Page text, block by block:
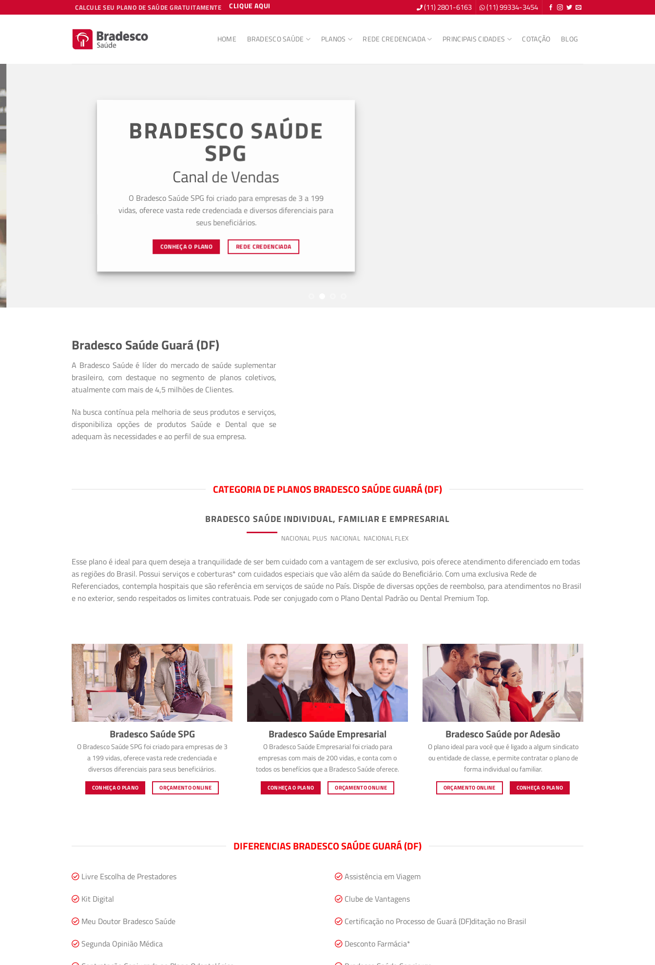
to
CALCULE SEU PLANO DE SAÚDE GRATUITAMENTE CLIQUE AQUI (11) 2801-6163 (11) 99334-3454
HOME BRADESCO SAÚDE PLANOS REDE CREDENCIADA PRINCIPAIS CIDADES COTAÇÃO BLOG
BRADESCO SAÚDE
SPG
Canal de Vendas
O Bradesco Saúde SPG foi criado para empresas de 3 a 199
vidas, oferece vasta rede credenciada e diversos diferenciais para
seus beneficiários.
CONHEÇA O PLANO REDE CREDENCIADA
Bradesco Saúde Guará (DF)
A Bradesco Saúde é líder do mercado de saúde suplementar
brasileiro, com destaque no segmento de planos coletivos,
atualmente com mais de 4,5 milhões de Clientes.
Na busca contínua pela melhoria de seus produtos e serviços,
disponibiliza opções de produtos Saúde e Dental que se
adequam às necessidades e ao perfil de sua empresa.
CATEGORIA DE PLANOS BRADESCO SAÚDE GUARÁ (DF)
BRADESCO SAÚDE INDIVIDUAL, FAMILIAR E EMPRESARIAL
NACIONAL PLUS NACIONAL NACIONAL FLEX
Esse plano é ideal para quem deseja a tranquilidade de ser bem cuidado com a vantagem de ser exclusivo, pois oferece atendimento diferenciado em todas
as regiões do Brasil. Possui serviços e coberturas* com cuidados especiais que vão além da saúde do Beneﬁciário. Com uma exclusiva Rede de
Referenciados, contempla hospitais que são referência em serviços de saúde no País. Dispõe de diversas opções de reembolso, para atendimentos no Brasil
e no exterior, sendo respeitados os limites contratuais. Pode ser conjugado com o Plano Dental Padrão ou Dental Premium Top.
Bradesco Saúde SPG
O Bradesco Saúde SPG foi criado para empresas de 3
a 199 vidas, oferece vasta rede credenciada e
diversos diferenciais para seus beneficiários.
CONHEÇA O PLANO ORÇAMENTO ONLINE
Bradesco Saúde Empresarial
O Bradesco Saúde Empresarial foi criado para
empresas com mais de 200 vidas, e conta com o
todos os benefícios que a Bradesco Saúde oferece.
CONHEÇA O PLANO ORÇAMENTO ONLINE
Bradesco Saúde por Adesão
O plano ideal para você que é ligado a algum sindicato
ou entidade de classe, e permite contratar o plano de
forma individual ou familiar.
ORÇAMENTO ONLINE CONHEÇA O PLANO
DIFERENCIAS BRADESCO SAÚDE GUARÁ (DF)
Livre Escolha de Prestadores
Kit Digital
Meu Doutor Bradesco Saúde
Segunda Opinião Médica
Assistência em Viagem
Clube de Vantagens
Certificação no Processo de Guará (DF)ditação no Brasil
Desconto Farmácia*